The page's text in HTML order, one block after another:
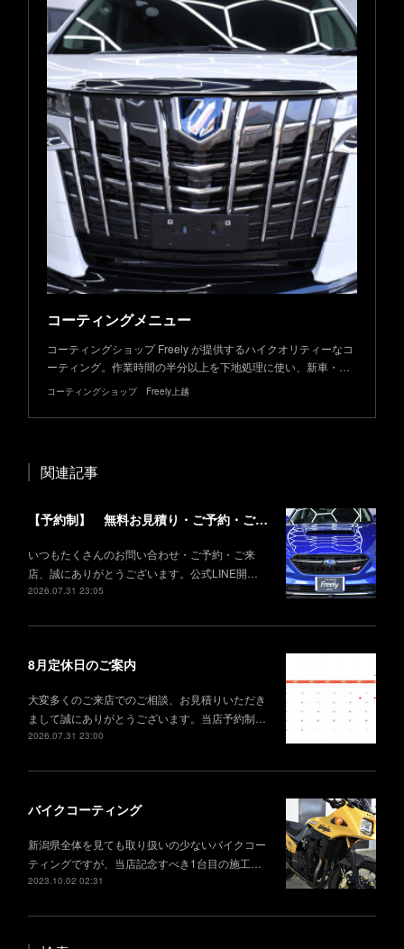
コーティングメニュー
コーティングショップ Freely が提供するハイクオリティーなコ
ーティング。作業時間の半分以上を下地処理に使い、新車・…
コーティングショップ Freely上越
関連記事
【予約制】 無料お見積り・ご予約・ご来店予約はこちらから！
いつもたくさんのお問い合わせ・ご予約・ご来
店、誠にありがとうございます。公式LINE開…
2026.07.31 23:05
8月定休日のご案内
大変多くのご来店でのご相談、お見積りいただき
まして誠にありがとうございます。当店予約制…
2026.07.31 23:00
バイクコーティング
新潟県全体を見ても取り扱いの少ないバイクコー
ティングですが、当店記念すべき1台目の施工…
2023.10.02 02:31